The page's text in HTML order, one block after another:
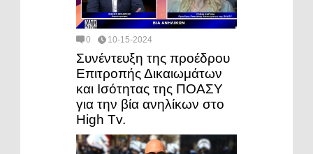
0 10-15-2024
Συνέντευξη της προέδρου
Επιτροπής Δικαιωμάτων
και Ισότητας της ΠΟΑΣΥ
για την βία ανηλίκων στο
High Tv.